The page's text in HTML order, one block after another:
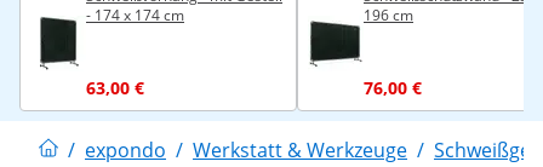
- 174 x 174 cm
63,00 €
196 cm
76,00 €
/ expondo / Werkstatt & Werkzeuge /